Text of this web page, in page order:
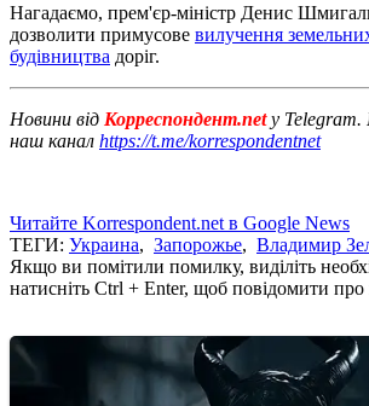
Нагадаємо, прем'єр-міністр Денис
дозволити примусове вилучення
будівництва доріг.
Новини від Корреспондент.netу Telegram.
наш канал https://t.me/korrespondentnet
Читайте Korrespondent.net в Google News
ТЕГИ: Украина, Запорожье, Владимир
Якщо ви помітили помилку, виділіть
натисніть Ctrl + Enter, щоб повідомити про